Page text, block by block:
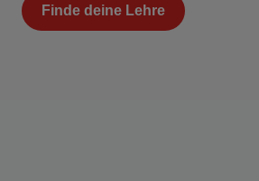
Finde deine Lehre